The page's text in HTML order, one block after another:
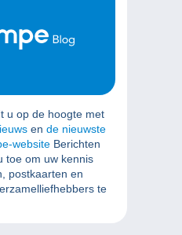
u op de hoogte met
en de nieuwste
website Berichten
toe om uw kennis
postkaarten en
te